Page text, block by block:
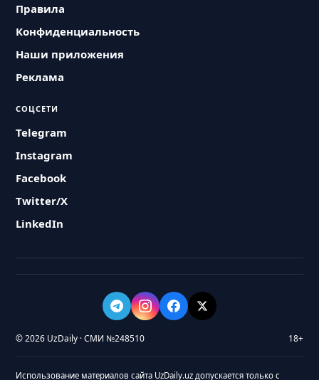
Правила
Конфиденциальность
Наши приложения
Реклама
СОЦСЕТИ
Telegram
Instagram
Facebook
Twitter/X
LinkedIn
© 2026 UzDaily · СМИ №248510 18+
Использование материалов сайта UzDaily.uz допускается только с